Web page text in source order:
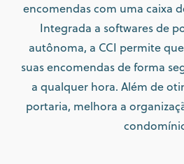
encomendas com uma caixa
Integrada a softwares de
autônoma, a CCI permite
suas encomendas de forma
a qualquer hora. Além de
portaria, melhora a